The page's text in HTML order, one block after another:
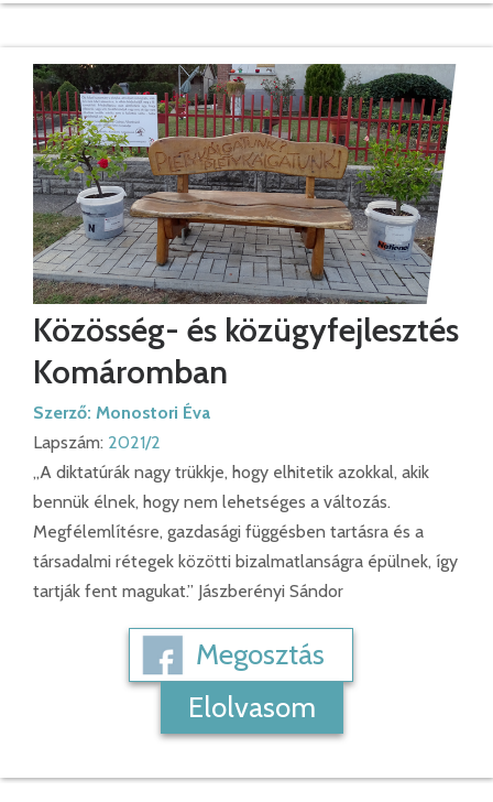
Közösség- és közügyfejlesztés
Komáromban
Szerző: Monostori Éva
Lapszám: 2021/2
„A diktatúrák nagy trükkje, hogy elhitetik azokkal, akik
bennük élnek, hogy nem lehetséges a változás.
Megfélemlítésre, gazdasági függésben tartásra és a
társadalmi rétegek közötti bizalmatlanságra épülnek, így
tartják fent magukat.” Jászberényi Sándor
Megosztás
Elolvasom